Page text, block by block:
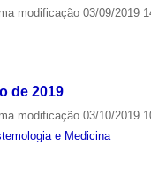
modificação 03/09/2019
de 2019
modificação 03/10/2019
e Medicina